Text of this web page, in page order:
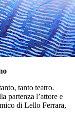
tanto teatro.
partenza l’attore e
di Lello Ferrara,